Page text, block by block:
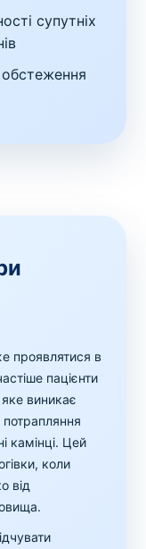
супутніх
проявлятися в
пацієнти
яке виникає
камінці. Цей
коли
від